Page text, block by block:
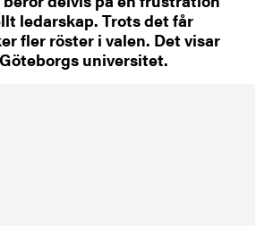
ledarskap. Trots det får
fler röster i valen. Det visar
universitet.